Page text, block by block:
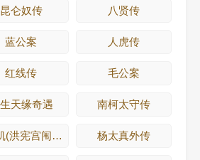
昆仑奴传 八贤传
蓝公案 人虎传
红线传 毛公案
天缘奇遇 南柯太守传
袁世凯(洪宪宫闱艳史演义) 杨太真外传